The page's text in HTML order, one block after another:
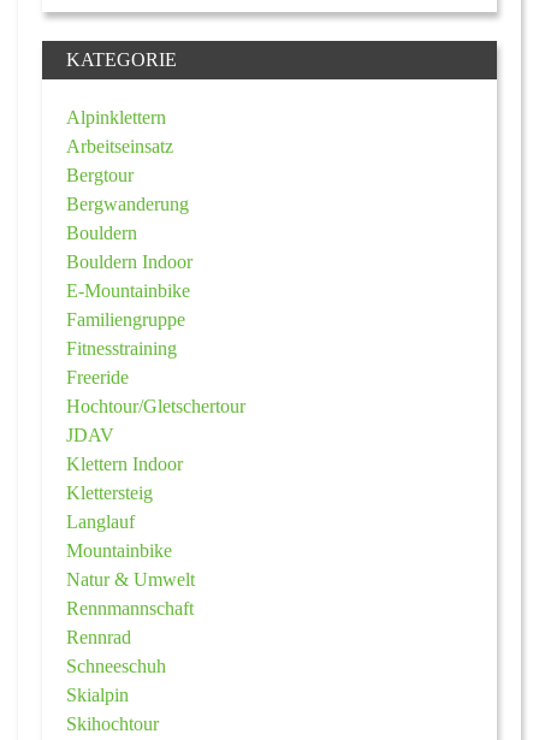
KATEGORIE
Alpinklettern
Arbeitseinsatz
Bergtour
Bergwanderung
Bouldern
Bouldern Indoor
E-Mountainbike
Familiengruppe
Fitnesstraining
Freeride
Hochtour/Gletschertour
JDAV
Klettern Indoor
Klettersteig
Langlauf
Mountainbike
Natur & Umwelt
Rennmannschaft
Rennrad
Schneeschuh
Skialpin
Skihochtour